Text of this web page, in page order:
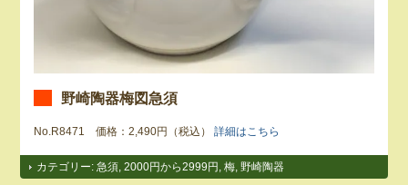
野崎陶器梅図急須
No.R8471 価格：2,490円（税込）詳細はこちら
カテゴリー:急須 ,2000円から2999円 ,梅 ,野崎陶器